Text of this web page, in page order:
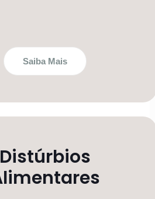
Saiba Mais
Distúrbios